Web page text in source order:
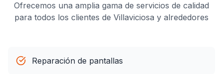
Ofrecemos una amplia gama de servicios de calidad
para todos los clientes de Villaviciosa y alrededores
Reparación de pantallas